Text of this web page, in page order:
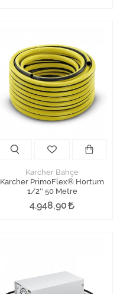
Karcher Bahçe
Karcher PrimoFlex® Hortum
1/2'' 50 Metre
4.948,90